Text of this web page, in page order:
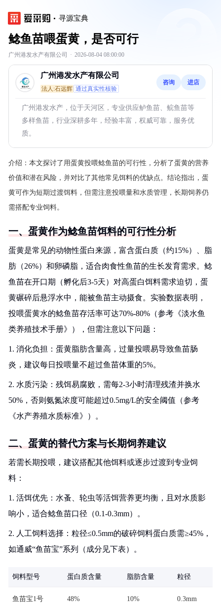
寻源宝典
鲶鱼苗喂蛋黄，是否可行
广州港发水产有限公司 · 2026-08-04 08:00:00
广州港发水产有限公司
法人:石远辉 通过真实性核验
咨询 进店
广州港发水产，位于天河区，专业供应鲈鱼苗、鲩鱼苗等
多样鱼苗，行业深耕多年，经验丰富，权威可靠，服务优
质。
介绍： 本文探讨了用蛋黄投喂鲶鱼苗的可行性，分析了蛋黄的营养
价值和潜在风险，并对比了其他常见饵料的优缺点。结论指出，蛋
黄可作为短期过渡饵料，但需注意投喂量和水质管理，长期饲养仍
需搭配专业饲料。
一、蛋黄作为鲶鱼苗饵料的可行性分析
蛋黄是常见的动物性蛋白来源，富含蛋白质（约15%）、脂
肪（26%）和卵磷脂，适合肉食性鱼苗的生长发育需求。鲶
鱼苗在开口期（孵化后3-5天）对高蛋白饵料需求迫切，蛋
黄碾碎后悬浮水中，能被鱼苗主动摄食。实验数据表明，
投喂蛋黄水的鲶鱼苗存活率可达70%-80%（参考《淡水鱼
类养殖技术手册》），但需注意以下问题：
1. 消化负担：蛋黄脂肪含量高，过量投喂易导致鱼苗肠
炎，建议每日投喂量不超过鱼苗体重的5%。
2. 水质污染：残饵易腐败，需每2-3小时清理残渣并换水
50%，否则氨氮浓度可能超过0.5mg/L的安全阈值（参考
《水产养殖水质标准》）。
二、蛋黄的替代方案与长期饲养建议
若需长期投喂，建议搭配其他饵料或逐步过渡到专业饲
料：
1. 活饵优先：水蚤、轮虫等活饵营养更均衡，且对水质影
响小，适合鲶鱼苗口径（0.1-0.3mm）。
2. 人工饲料选择：粒径≤0.5mm的破碎饲料蛋白质需≥45%，
如通威“鱼苗宝”系列（成分见下表）。
饲料型号 蛋白质含量 脂肪含量 粒径
鱼苗宝1号 48% 10% 0.3mm